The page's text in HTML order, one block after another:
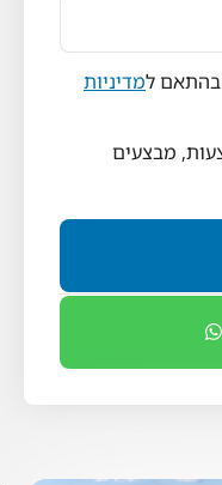
בהתאם למדיניות
מבצעים